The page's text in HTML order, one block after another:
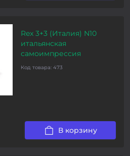
Rex 3+3 (Италия) N10
итальянская
самоимпрессия
Код товара: 473
В корзину